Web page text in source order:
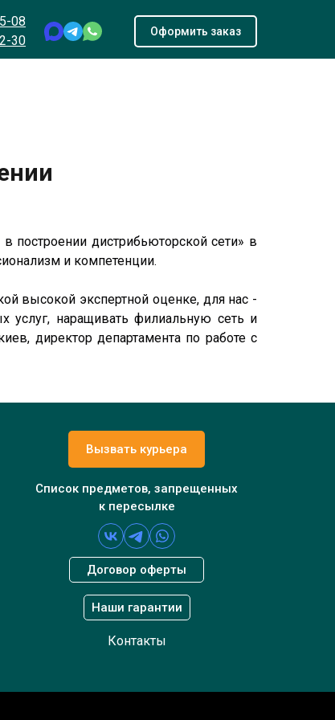
08
30
Оформить заказ
построении дистрибьюторской сети» в
и компетенции.
высокой экспертной оценке, для нас -
услуг, наращивать филиальную сеть и
директор департамента по работе с
Вызвать курьера
Список предметов, запрещенных
к пересылке
Договор оферты
Наши гарантии
Контакты